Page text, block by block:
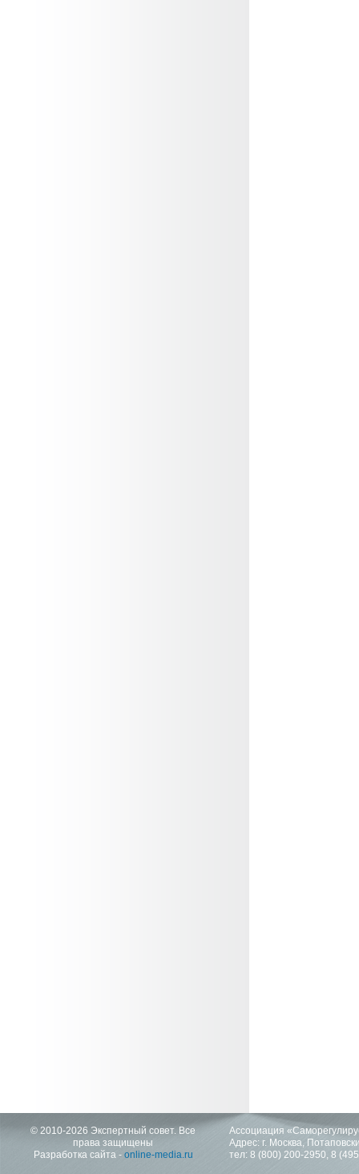
© 2010-2026 Экспертный совет. Все
права защищены
Разработка сайта - online-media.ru
Ассоциация
Адрес: г. Москва,
тел: 8 (800) 200-2950, 8